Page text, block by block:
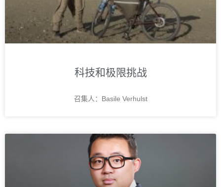
科技和极限挑战
召集人：Basile Verhulst